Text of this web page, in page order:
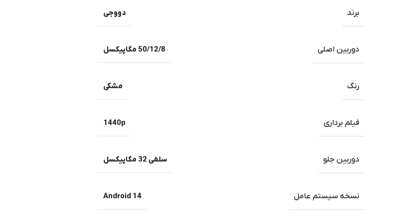
برند دووجی
دوربین اصلی 50/12/8 مگاپیکسل
رنگ مشکی
فیلم برداری 1440p
دوربین جلو سلفی 32 مگاپیکسل
نسخه سیستم عامل Android 14